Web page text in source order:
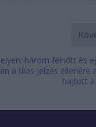
három felnőtt és
a tilos jelzés ellenére
hajtott